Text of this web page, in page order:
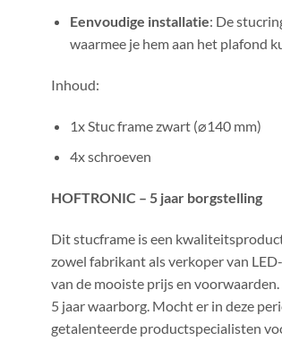
Eenvoudige installatie: De
waarmee je hem aan het plafond
Inhoud:
1x Stuc frame zwart (⌀140 mm)
4x schroeven
HOFTRONIC – 5 jaar borgstelling
Dit stucframe is een
zowel fabrikant als verkoper van
van de mooiste prijs en
5 jaar waarborg. Mocht er in deze
getalenteerde productspecialisten